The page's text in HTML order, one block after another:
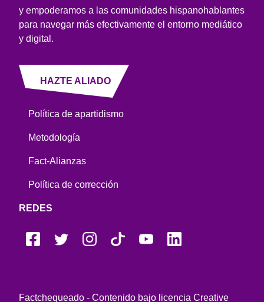
y empoderamos a las comunidades hispanohablantes
para navegar más efectivamente el entorno mediático
y digital.
HAZTE ALIADO
Política de apartidismo
Metodología
Fact-Alianzas
Política de corrección
REDES
Factchequeado - Contenido bajo licencia Creative